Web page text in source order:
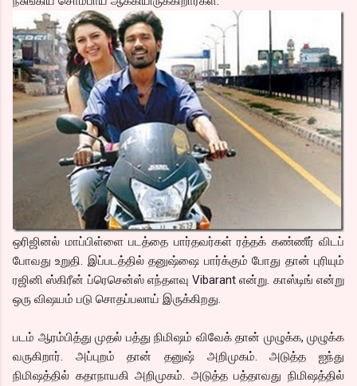
ஒரிஜினல் மாப்பிள்ளை படத்தை பார்தவர்கள் ரத்தக் கண்ணீர் விடப்
போவது உறுதி. இப்படத்தில் தனுஷ்ஷை பார்க்கும் போது தான் புரியும்
ரஜினி ஸ்கிரீன் ப்ரெசென்ஸ் எந்தளவு Vibarant என்று. காஸ்டிங் என்று
ஒரு விஷயம் படு சொதப்பலாய் இருக்கிறது.
படம் ஆரம்பித்து முதல் பத்து நிமிஷம் விவேக் தான் முழுக்க, முழுக்க
வருகிறார். அப்புறம் தான் தனுஷ் அறிமுகம். அடுத்த ஐந்து
நிமிஷத்தில் கதாநாயகி அறிமுகம். அடுத்த பத்தாவது நிமிஷத்தில்